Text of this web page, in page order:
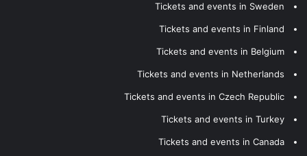
Tickets and events in Sweden
Tickets and events in Finland
Tickets and events in Belgium
Tickets and events in Netherlands
Tickets and events in Czech Republic
Tickets and events in Turkey
Tickets and events in Canada